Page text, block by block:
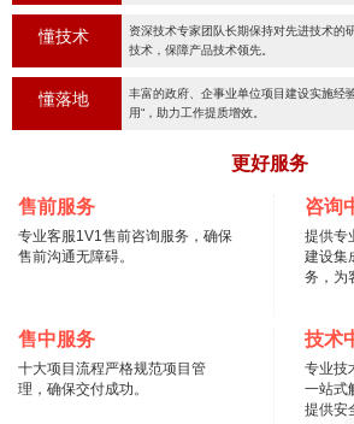
懂技术
资深技术专家团队长期保持对先进技术的
技术，保障产品技术领先。
懂落地
丰富的政府、企事业单位项目建设实施经
用“，助力工作提质增效。
更好服务
售前服务
专业客服1V1售前咨询服务，确保
售前沟通无障碍。
咨询
提供专
建设集
务，为
售中服务
十大项目流程严格规范项目管
理，确保交付成功。
技术
专业技
一站式
提供安